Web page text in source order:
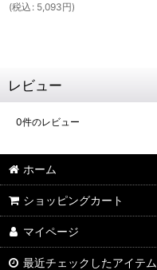
(税込 : 5,093円)
レビュー
0件のレビュー
ホーム
ショッピングカート
マイページ
最近チェックしたアイテム